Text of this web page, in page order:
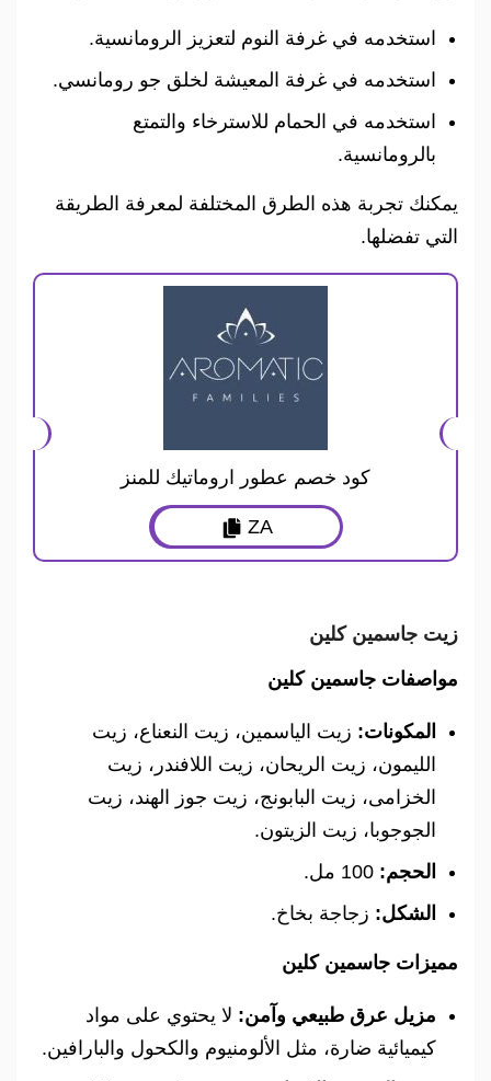
استخدمه في غرفة النوم لتعزيز الرومانسية.
استخدمه في غرفة المعيشة لخلق جو رومانسي.
استخدمه في الحمام للاسترخاء والتمتع
بالرومانسية.
يمكنك تجربة هذه الطرق المختلفة لمعرفة الطريقة
التي تفضلها.
كود خصم عطور اروماتيك للمنز
ZA
زيت جاسمين كلين
مواصفات جاسمين كلين
المكونات: زيت الياسمين، زيت النعناع، زيت
الليمون، زيت الريحان، زيت اللافندر، زيت
الخزامى، زيت البابونج، زيت جوز الهند، زيت
الجوجوبا، زيت الزيتون.
الحجم:
الشكل: زجاجة بخاخ.
مميزات جاسمين كلين
مزيل عرق طبيعي وآمن: لا يحتوي على مواد
كيميائية ضارة، مثل الألومنيوم والكحول والبارافين.